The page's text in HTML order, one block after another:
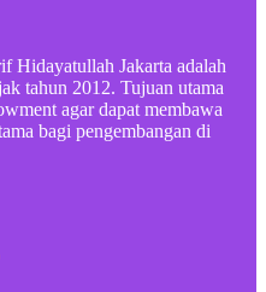
Hidayatullah Jakarta adalah
tahun 2012. Tujuan utama
agar dapat membawa
bagi pengembangan di